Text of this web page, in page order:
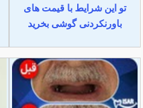
تو این شرایط با قیمت های
باورنکردنی گوشی بخرید